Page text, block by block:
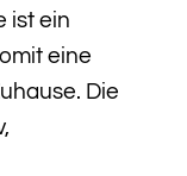
ist ein
eine
Die